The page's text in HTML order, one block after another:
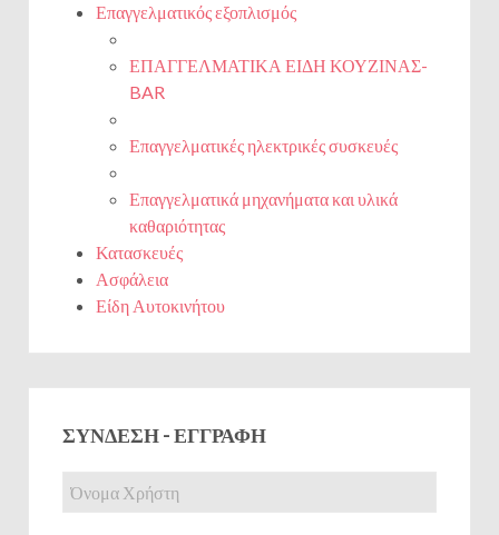
Επαγγελματικός εξοπλισμός
ΕΠΑΓΓΕΛΜΑΤΙΚΑ ΕΙΔΗ ΚΟΥΖΙΝΑΣ-
BAR
Επαγγελματικές ηλεκτρικές συσκευές
Επαγγελματικά μηχανήματα και υλικά
καθαριότητας
Κατασκευές
Ασφάλεια
Είδη Αυτοκινήτου
ΣΎΝΔΕΣΗ - ΕΓΓΡΑΦΉ